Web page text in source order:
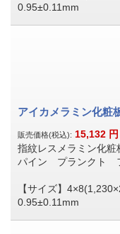
0.95±0.11mm
アイカメラミン化粧
販売価格(税込): 15,132 円
指紋レスメラミン化
パイン プランクト
【サイズ】
0.95±0.11mm